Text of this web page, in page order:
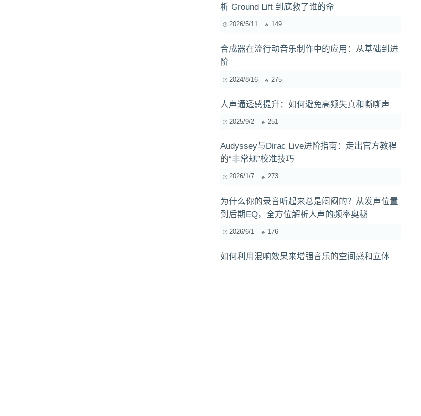
析 Ground Lift 到底救了谁的命
2026/5/11 149
合成器在流行动音乐制作中的应用：从基础到进
阶
2024/8/16 275
人声通透感提升：如何避免高频失真和嘶嘶声
2025/9/2 251
Audyssey与Dirac Live进阶指南：走出官方教程
的“非常规”校准技巧
2026/1/7 273
为什么你的录音听起来总是闷闷的？从发声位置
到后期EQ，全方位解析人声的频率奥秘
2026/6/1 176
如何利用混响效果来增强音乐的空间感和立体